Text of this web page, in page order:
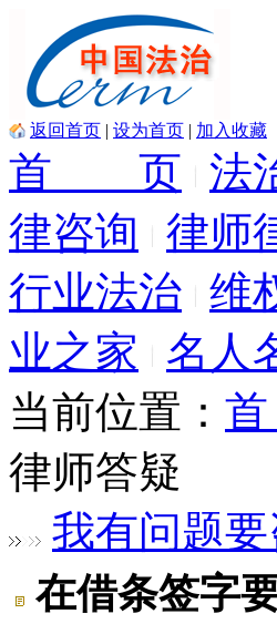
返回首页 | 设为首页 | 加入收藏
首 页 法
律咨询
律师
行业法治 维
业之家
名人
当前位置： 首
律师答疑
我有问题要
在借条签字